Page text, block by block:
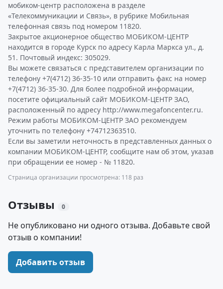
мобиком-центр расположена в разделе
«Телекоммуникации и Связь», в рубрике Мобильная
телефонная связь под номером 11820.
Закрытое акционерное общество МОБИКОМ-ЦЕНТР
находится в городе Курск по адресу Карла Маркса ул., д.
51. Почтовый индекс: 305029.
Вы можете связаться с представителем организации по
телефону +7(4712) 36-35-10 или отправить факс на номер
+7(4712) 36-35-30. Для более подробной информации,
посетите официальный сайт МОБИКОМ-ЦЕНТР ЗАО,
расположенный по адресу http://www.megafoncenter.ru.
Режим работы МОБИКОМ-ЦЕНТР ЗАО рекомендуем
уточнить по телефону +74712363510.
Если вы заметили неточность в представленных данных о
компании МОБИКОМ-ЦЕНТР, сообщите нам об этом, указав
при обращении ее номер - № 11820.
Страница организации просмотрена: 118 раз
Отзывы 0
Не опубликовано ни одного отзыва. Добавьте свой
отзыв о компании!
Добавить отзыв